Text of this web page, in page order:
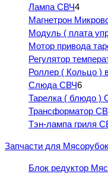
Лампа СВЧ4
Магнетрон
Модуль ( плата
Мотор привода
Регулятор
Роллер ( Кольцо )
Слюда СВЧ6
Тарелка ( блюдо )
Трансформатор
Тэн-лампа гриля
Запчасти для Мясорубок
Блок редуктор